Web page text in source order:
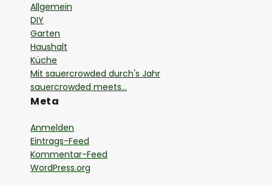
Allgemein
DIY
Garten
Haushalt
Küche
Mit sauercrowded durch's Jahr
sauercrowded meets…
Meta
Anmelden
Eintrags-Feed
Kommentar-Feed
WordPress.org